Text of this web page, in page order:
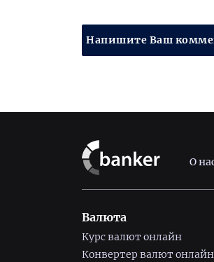
Напишите Ваш
О
Валюта
Курс валют онлайн
Конвертер валют онлайн